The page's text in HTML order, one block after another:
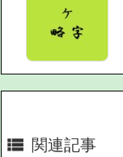
 関連記事